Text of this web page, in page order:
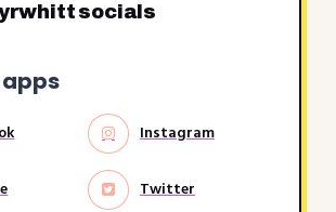
socials
Instagram
Twitter